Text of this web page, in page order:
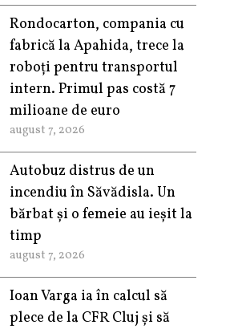
Rondocarton, compania cu
fabrică la Apahida, trece la
roboți pentru transportul
intern. Primul pas costă 7
milioane de euro
august 7, 2026
Autobuz distrus de un
incendiu în Săvădisla. Un
bărbat și o femeie au ieșit la
timp
august 7, 2026
Ioan Varga ia în calcul să
plece de la CFR Cluj și să